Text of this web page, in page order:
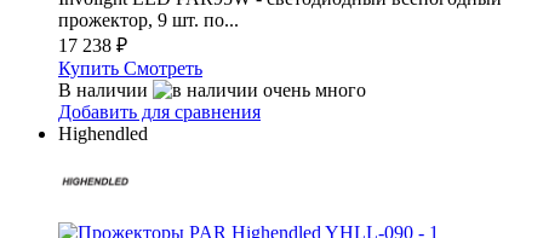
прожектор, 9 шт. по...
17 238 ₽
Купить Смотреть
В наличии
Добавить для сравнения
Highendled